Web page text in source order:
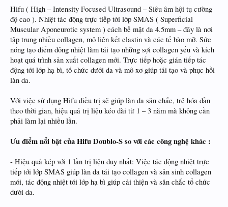
Hifu ( High – Intensity Focused Ultrasound – Siêu âm hội tụ cường
độ cao ). Nhiệt tác động trực tiếp tới lớp SMAS ( Superficial
Muscular Aponeurotic system ) cách bề mặt da 4.5mm – đây là nơi
tập trung nhiều collagen, mô liên kết elastin và các tế bào mỡ. Sức
nóng tạo điểm đông nhiệt làm tái tạo những sợi collagen yếu và kích
hoạt quá trình sản xuất collagen mới. Trực tiếp hoặc gián tiếp tác
động tới lớp hạ bì, tổ chức dưới da và mô xơ giúp tái tạo và phục hồi
làn da.
Với việc sử dụng Hifu điều trị sẽ giúp làn da săn chắc, trẻ hóa dần
theo thời gian, hiệu quả trị liệu kéo dài từ 1 – 3 năm mà không cần
phải làm lại nhiều lần.
Ưu điểm nổi bật của Hifu Doublo-S so với các công nghệ khác :
- Hiệu quả kép với 1 lần trị liệu duy nhất: Việc tác động nhiệt trực
tiếp tới lớp SMAS giúp làn da tái tạo collagen và sản sinh collagen
mới, tác động nhiệt tới lớp hạ bì giúp cải thiện và săn chắc tổ chức
dưới da.